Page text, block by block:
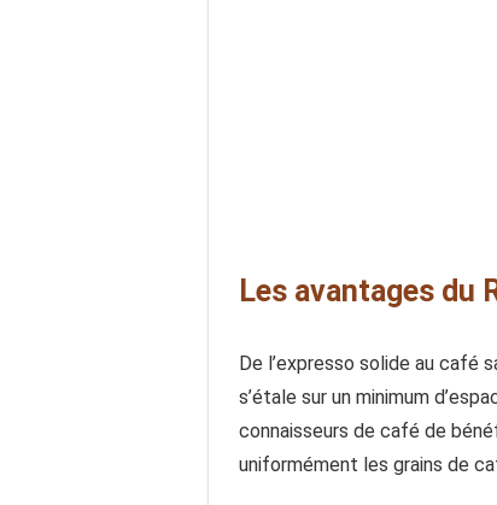
Les avantages du
De l’expresso solide au café
s’étale sur un minimum
connaisseurs de café de
uniformément les grains de